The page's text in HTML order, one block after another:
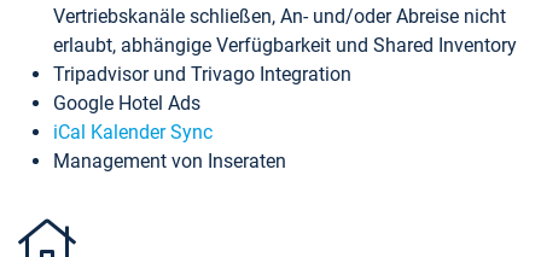
Vertriebskanäle schließen, An- und/oder Abreise nicht
erlaubt, abhängige Verfügbarkeit und Shared Inventory
Tripadvisor und Trivago Integration
Google Hotel Ads
iCal Kalender Sync
Management von Inseraten